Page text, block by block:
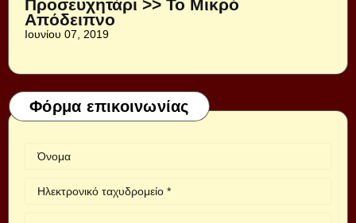
Προσευχητάρι >> Το Μικρό
Απόδειπνο
Ιουνίου 07, 2019
Φόρμα επικοινωνίας